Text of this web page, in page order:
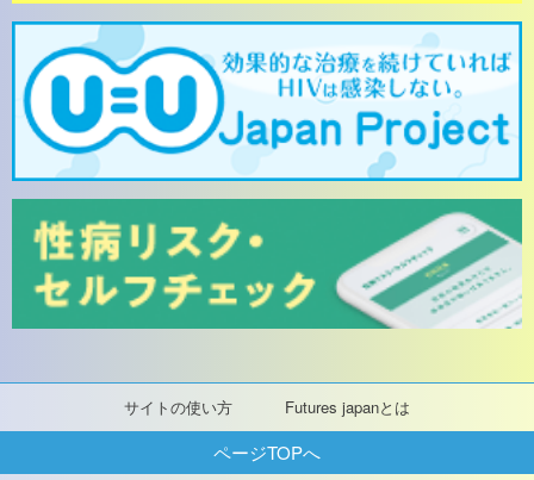
サイトの使い方 Futures japanとは
ページTOPへ